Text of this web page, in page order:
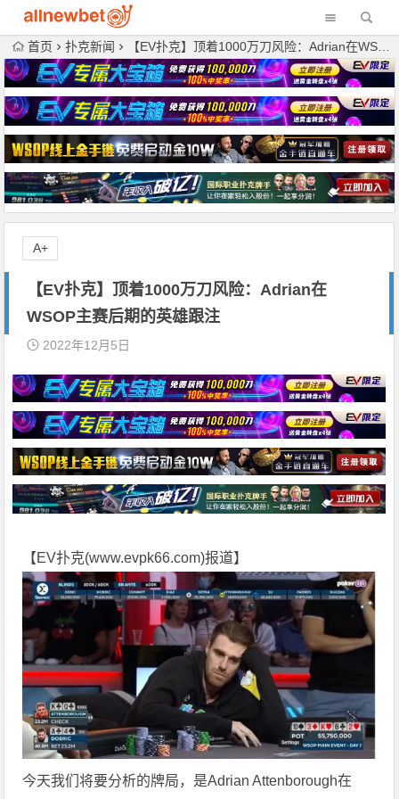
首页 扑克新闻 【EV扑克】顶着1000万刀风险：Adrian在WSOP主赛后期的英雄跟注
【EV扑克】顶着1000万刀风险：Adrian在
WSOP主赛后期的英雄跟注
2022年12月5日
【EV扑克(www.evpk66.com)报道】
今天我们将要分析的牌局，是Adrian Attenborough在
A+